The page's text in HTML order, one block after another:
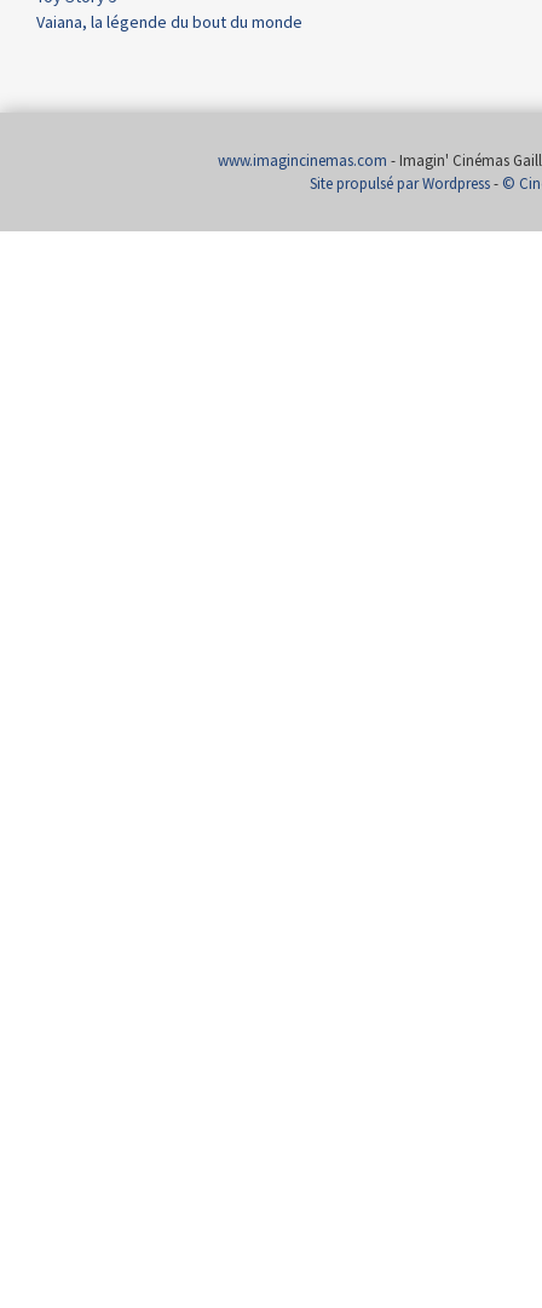
Vaiana, la légende du bout du monde
www.imagincinemas.com - Imagin' Cinémas
Site propulsé par Wordpress- ©